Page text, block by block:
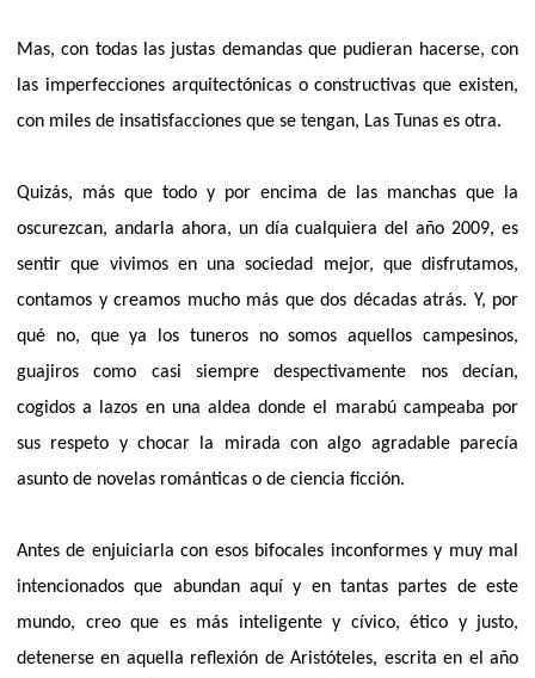
Mas, con todas las justas demandas que pudieran hacerse, con
las imperfecciones arquitectónicas o constructivas que existen,
con miles de insatisfacciones que se tengan, Las Tunas es otra.
Quizás, más que todo y por encima de las manchas que la
oscurezcan, andarla ahora, un día cualquiera del año 2009, es
sentir que vivimos en una sociedad mejor, que disfrutamos,
contamos y creamos mucho más que dos décadas atrás. Y, por
qué no, que ya los tuneros no somos aquellos campesinos,
guajiros como casi siempre despectivamente nos decían,
cogidos a lazos en una aldea donde el marabú campeaba por
sus respeto y chocar la mirada con algo agradable parecía
asunto de novelas románticas o de ciencia ficción.
Antes de enjuiciarla con esos bifocales inconformes y muy mal
intencionados que abundan aquí y en tantas partes de este
mundo, creo que es más inteligente y cívico, ético y justo,
detenerse en aquella reflexión de Aristóteles, escrita en el año